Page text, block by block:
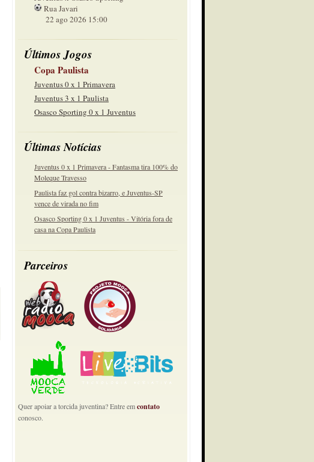
Rua Javari
22 ago 2026 15:00
Últimos Jogos
Copa Paulista
Juventus 0 x 1 Primavera
Juventus 3 x 1 Paulista
Osasco Sporting 0 x 1 Juventus
Últimas Notícias
Juventus 0 x 1 Primavera - Fantasma tira 100% do
Moleque Travesso
Paulista faz gol contra bizarro, e Juventus-SP
vence de virada no fim
Osasco Sporting 0 x 1 Juventus - Vitória fora de
casa na Copa Paulista
Parceiros
Quer apoiar a torcida juventina? Entre emcontato
conosco.